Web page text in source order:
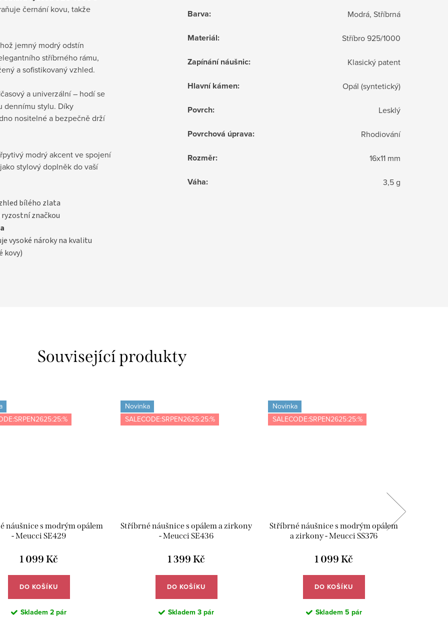
černání kovu, takže
jemný modrý odstín
stříbrného rámu,
a sofistikovaný vzhled.
a univerzální – hodí se
dennímu stylu. Díky
nositelné a bezpečně drží
modrý akcent ve spojení
stylový doplněk do vaší
bílého zlata
ryzostní značkou
vysoké nároky na kvalitu
kovy)
Barva: Modrá, Stříbrná
Materiál: Stříbro 925/1000
Zapínání náušnic: Klasický patent
Hlavní kámen: Opál (syntetický)
Povrch: Lesklý
Povrchová úprava: Rhodiování
Rozměr: 16x11 mm
Váha: 3,5 g
Související produkty
náušnice s modrým opálem
- Meucci SE429
1 099 Kč
DO KOŠÍKU
Skladem 2 pár
Novinka
SALECODE:SRPEN2625:25:%
Stříbrné náušnice s opálem a zirkony
- Meucci SE436
1 399 Kč
DO KOŠÍKU
Skladem 3 pár
Novinka
SALECODE:SRPEN2625:25:%
Stříbrné náušnice s modrým opálem
a zirkony - Meucci SS376
1 099 Kč
DO KOŠÍKU
Skladem 5 pár